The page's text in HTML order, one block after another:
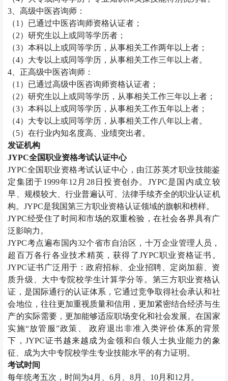
3、高级中医咨询师 ：
（1）已通过中医咨询师资格认证者；
（2）研究生以上或同等学历者；
（3）本科以上或同等学历，从事相关工作两年以上者；
（4）大专以上或同等学历，从事相关工作三年以上者。
4、正高级中医咨询师 ：
（1）已通过高级中医咨询师资格认证者；
（2）研究生以上或同等学历，从事相关工作三年以上者；
（3）本科以上或同等学历，从事相关工作五年以上者；
（4）大专以上或同等学历，从事相关工作八年以上者。
（5）在行业内知名度高、业绩突出者。
发证机构
JYPC全国职业资格考试认证中心
JYPC全国职业资格考试认证中心，由江苏英才职业技能鉴
定集团于1999年12月28日投资创办。JYPC是国内成立较
早、规模较大、行业普遍认可、法律手续齐全的职业认证机
构。JYPC是我国第三方职业资格认证领域的旗帜和榜样。
JYPC经受住了时间和市场的双重检验，在社会各界具有广
泛影响力。
JYPC考点遍布国内32个省市自治区，十万企业管理人员，
超百万各行各业技术精英，获得了JYPC职业资格证书。
JYPC证书广泛用于：政府招标、企业招聘、定岗加薪、资
质升级、大中专院校学生计算学分等。第三方职业资格认
证，是国际通行的认证体系，它通过竞争取得社会承认和社
会地位，往往更加重视质量和信用，更加紧密结合经济与生
产的实际需要，更加能够适应职场变化和社会发展。在国家
实施“放管服”政策、 政府退出非准入类评价体系的背景
下，JYPC证书越来越成为金领和白领人士执业能力的象
征、成为大中专院校学生专业技能水平的有力证明。
考试时间
每年统考五次，时间为4月、6月、8月、10月和12月。